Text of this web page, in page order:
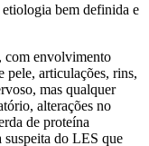
bem definida e
com envolvimento
pele, articulações, rins,
mas qualquer
alterações no
de proteína
suspeita do LES que